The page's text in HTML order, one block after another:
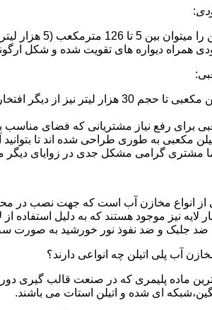
:
انواع تک لایه،دولایه و سه لایه که قابل تولید می باشد.
همراه دیواره های تقویت شده و شکل
تولید مخازن پلی اتیلن مکعبی
برای رفع نیاز مشتریانی که فضای مناسب
مکعبی به طوری طراحی شده اند تا
گرامی مشکل جدی در زوایای دیگر
از انواع مخازن آب است که جهت نصب در
نیز موجود هستند که به دلیل استفاده
ضد جلبک و ضد نفوذ نور خورشید به صورت
آب پلی اتیلن چه انواعی دارند؟
ای شده و اتیلن استات می باشند.